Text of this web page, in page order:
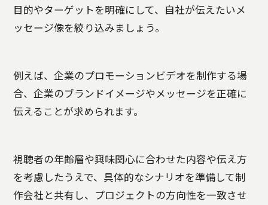
目的やターゲットを明確にして、自社が伝えたいメ
ッセージ像を絞り込みましょう。
例えば、企業のプロモーションビデオを制作する場
合、企業のブランドイメージやメッセージを正確に
伝えることが求められます。
視聴者の年齢層や興味関心に合わせた内容や伝え方
を考慮したうえで、具体的なシナリオを準備して制
作会社と共有し、プロジェクトの方向性を一致させ